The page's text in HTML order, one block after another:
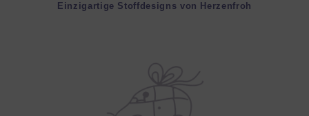
Einzigartige Stoffdesigns von Herzenfroh